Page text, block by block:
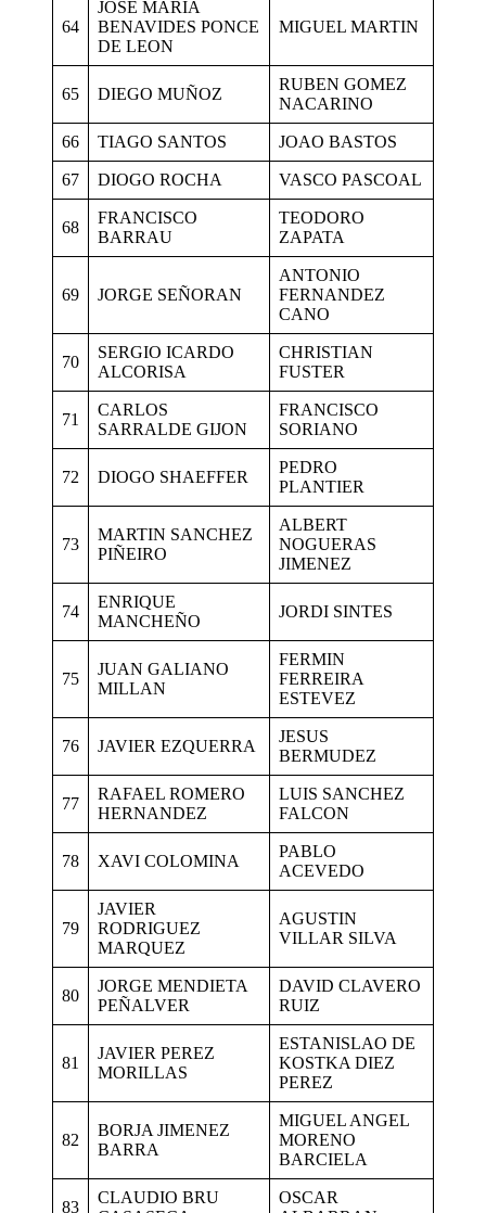
64
JOSE MARIA
BENAVIDES PONCE
DE LEON
MIGUEL MARTIN
65 DIEGO MUÑOZ
RUBEN GOMEZ
NACARINO
66 TIAGO SANTOS JOAO BASTOS
67 DIOGO ROCHA VASCO PASCOAL
68
FRANCISCO
BARRAU
TEODORO
ZAPATA
69 JORGE SEÑORAN
ANTONIO
FERNANDEZ
CANO
70
SERGIO ICARDO
ALCORISA
CHRISTIAN
FUSTER
71
CARLOS
SARRALDE GIJON
FRANCISCO
SORIANO
72 DIOGO SHAEFFER
PEDRO
PLANTIER
73
MARTIN SANCHEZ
PIÑEIRO
ALBERT
NOGUERAS
JIMENEZ
74
ENRIQUE
MANCHEÑO
JORDI SINTES
75
JUAN GALIANO
MILLAN
FERMIN
FERREIRA
ESTEVEZ
76 JAVIER EZQUERRA
JESUS
BERMUDEZ
77
RAFAEL ROMERO
HERNANDEZ
LUIS SANCHEZ
FALCON
78 XAVI COLOMINA
PABLO
ACEVEDO
79
JAVIER
RODRIGUEZ
MARQUEZ
AGUSTIN
VILLAR SILVA
80
JORGE MENDIETA
PEÑALVER
DAVID CLAVERO
RUIZ
81
JAVIER PEREZ
MORILLAS
ESTANISLAO DE
KOSTKA DIEZ
PEREZ
82
BORJA JIMENEZ
BARRA
MIGUEL ANGEL
MORENO
BARCIELA
83
CLAUDIO BRU
OSCAR